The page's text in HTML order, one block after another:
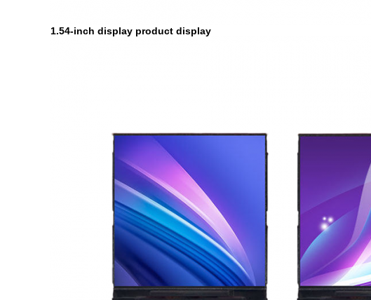
1.54-inch display product display